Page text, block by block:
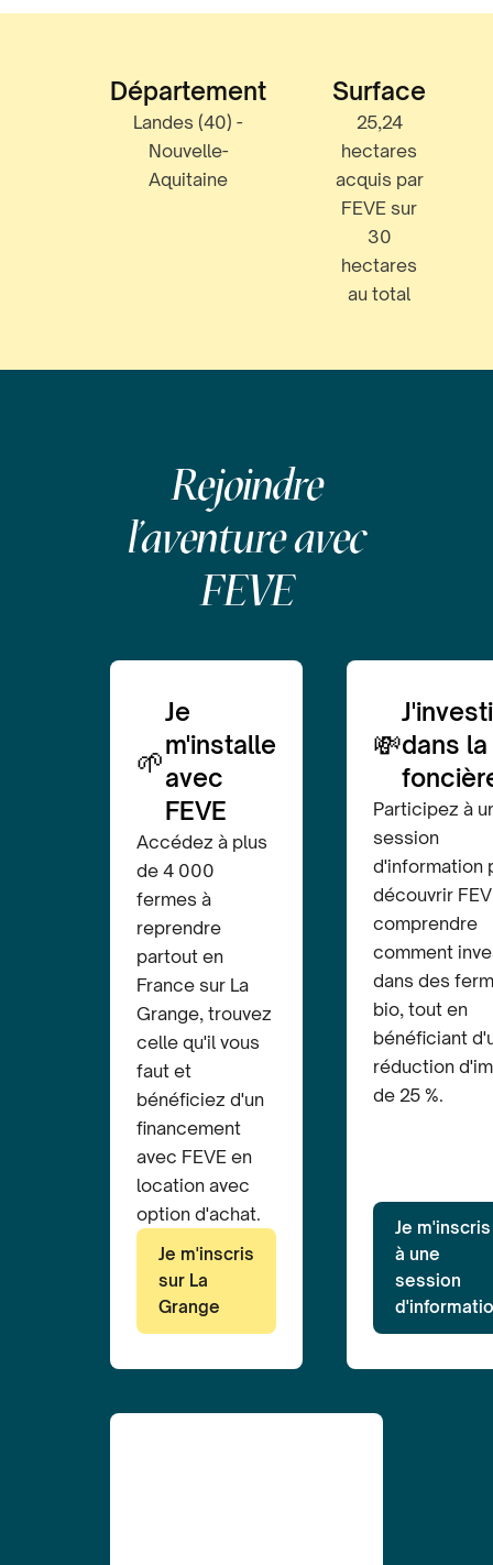
Département
Landes (40) -
Nouvelle-
Aquitaine
Surface
25,24
hectares
acquis par
FEVE sur
30
hectares
au total
Rejoindre
l'aventure avec
FEVE
🌱
Je
m'installe
avec
FEVE
Accédez à plus
de 4 000
fermes à
reprendre
partout en
France sur La
Grange, trouvez
celle qu'il vous
faut et
bénéficiez d'un
financement
avec FEVE en
location avec
option d'achat.
Je m'inscris
sur La
Grange
💸dans la
Participez à
session
d'information
découvrir
comprendre
comment
dans des
bio, tout en
bénéficiant
réduction
de 25 %.
Je m'inscris
à une
session